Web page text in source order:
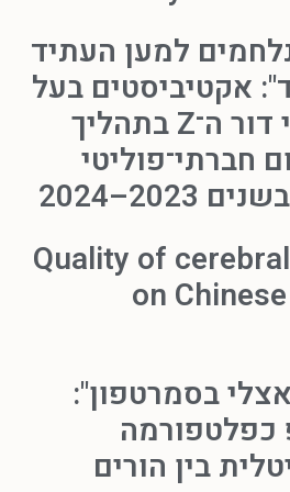
למען העתיד
אקטיביסטים בעל
כורחם – צעירי דור ה־Z בתהליך
חברתי־פוליטי
Quality of
on
בסמרטפון":
כפלטפורמה
בין הורים